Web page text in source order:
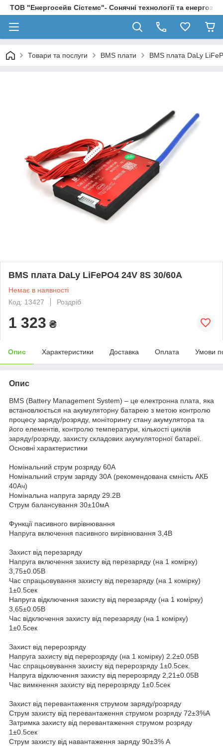
ТОВ "Енергосейв Сістемс"- Сонячні технології та
Товари та послуги BMS плати BMS плата DaLy
BMS плата DaLy LiFePO4 24V 8S 30/60A
Немає в наявності
Код: 13427
Роздріб
1 323 ₴
Опис Характеристики Доставка Оплата Умови
Опис
BMS (Battery Management System) – це електронна плата, яка
встановлюється на акумуляторну батарею з метою контролю
процесу заряду/розряду, моніторингу стану акумулятора та
його елементів, контролю температури, кількості циклів
заряду/розряду, захисту складових акумуляторної батареї.
Основні характеристики
Номінальний струм розряду 60А
Номінальний струм заряду 30А (рекомендована ємність АКБ
40Ач)
Номінальна напруга заряду 29.2В
Струм балансування 30±10мА
Функції пасивного вирівнювання
Напруга включення пасивного вирівнювання 3,4В
Захист від перезаряду
Напруга включення захисту від перезаряду (на 1 комірку)
3,75±0.05В
Час спрацьовування захисту від перезаряду (на 1 комірку)
1±0.5сек
Напруга відключення захисту від перезаряду (на 1 комірку)
3,65±0.05В
Час відключення захисту від перезаряду (на 1 комірку)
1±0.5сек
Захист від перерозряду
Напруга захисту від перерозряду (на 1 комірку) 2.2±0.05В
Час спрацьовування захисту від перерозряду 1±0.5сек.
Напруга відключення захисту від перерозряду 2,21±0.05В
Час вимкнення захисту від перерозряду 1±0.5сек
Захист від перевантаження струмом заряду/розряду
Струм захисту від перевантаження струмом розряду 72±3%А
Затримка захисту від перевантаження струмом розряду
1±0.5сек
Струм захисту від навантаження заряду 90±3% А